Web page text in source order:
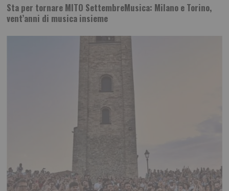
Sta per tornare MITO SettembreMusica: Milano e Torino,
vent’anni di musica insieme